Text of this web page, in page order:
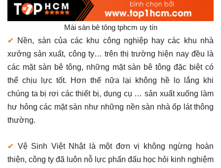
Mài sàn bê tông tphcm uy tín
✔ Nền, sàn của các khu công nghiệp hay các khu nhà
xưởng sản xuất, công ty… trên thị trường hiện nay đều là
các mặt sàn bê tông, những mặt sàn bê tông đặc biệt có
thể chịu lực tốt. Hơn thế nữa lại không hề lo lắng khi
chúng ta bị rơi các thiết bị, dụng cụ … sản xuất xuống làm
hư hỏng các mặt sàn như những nền sàn nhà ốp lát thông
thường.
✔ Vệ Sinh Việt Nhật là một đơn vị không ngừng hoàn
thiện, công ty đã luôn nỗ lực phấn đấu học hỏi kinh nghiệm